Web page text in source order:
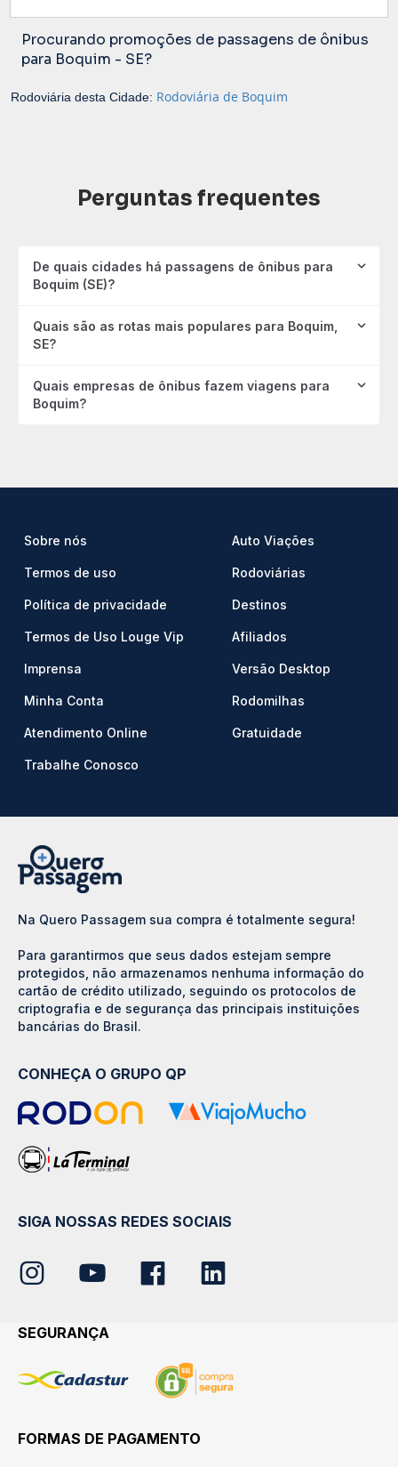
Procurando promoções de passagens de ônibus
para Boquim - SE?
Rodoviária desta Cidade: Rodoviária de Boquim
Perguntas frequentes
De quais cidades há passagens de ônibus para
Boquim (SE)?
Quais são as rotas mais populares para Boquim,
SE?
Quais empresas de ônibus fazem viagens para
Boquim?
Sobre nós
Termos de uso
Política de privacidade
Termos de Uso Louge Vip
Imprensa
Minha Conta
Atendimento Online
Trabalhe Conosco
Auto Viações
Rodoviárias
Destinos
Afiliados
Versão Desktop
Rodomilhas
Gratuidade
Na Quero Passagem sua compra é totalmente segura!
Para garantirmos que seus dados estejam sempre
protegidos, não armazenamos nenhuma informação do
cartão de crédito utilizado, seguindo os protocolos de
criptografia e de segurança das principais instituições
bancárias do Brasil.
CONHEÇA O GRUPO QP
SIGA NOSSAS REDES SOCIAIS
SEGURANÇA
FORMAS DE PAGAMENTO